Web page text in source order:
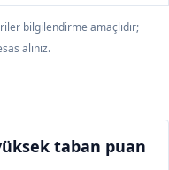
bilgilendirme amaçlıdır;
alınız.
taban puan